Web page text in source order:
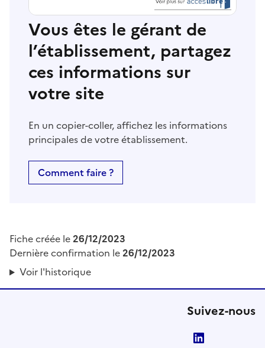
Vous êtes le gérant de
l’établissement, partagez
ces informations sur
votre site
En un copier-coller, affichez les informations
principales de votre établissement.
Comment faire ?
Fiche créée le26/12/2023
Dernière confirmation le26/12/2023
Voir l'historique
Suivez-nous